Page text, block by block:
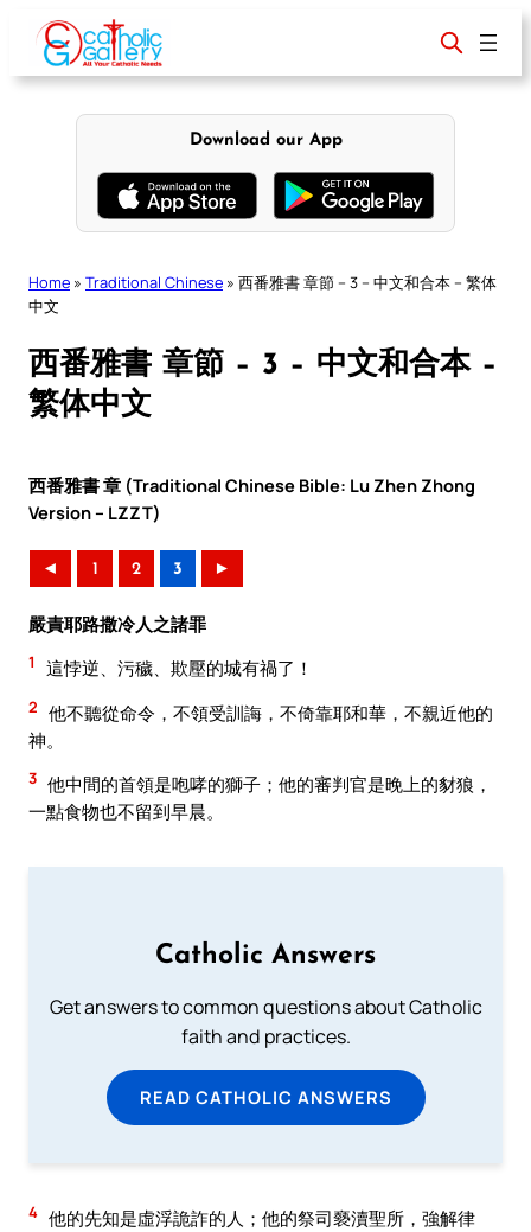
content
Download our App
Home » Traditional Chinese » 西番雅書 章節 – 3 – 中文和合本 – 繁体
中文
西番雅書 章節 – 3 – 中文和合本 –
繁体中文
西番雅書 章 (Traditional Chinese Bible: Lu Zhen Zhong
Version – LZZT)
◄ 1 2 3 ►
嚴責耶路撒冷人之諸罪
1 這悖逆、污穢、欺壓的城有禍了！
2 他不聽從命令，不領受訓誨，不倚靠耶和華，不親近他的
神。
3 他中間的首領是咆哮的獅子；他的審判官是晚上的豺狼，
一點食物也不留到早晨。
Catholic Answers
Get answers to common questions about Catholic
faith and practices.
READ CATHOLIC ANSWERS
4 他的先知是虛浮詭詐的人；他的祭司褻瀆聖所，強解律